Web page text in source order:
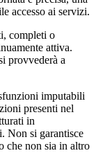
accesso ai servizi.
completi o
attiva.
provvederà a
imputabili
presenti nel
in
Non si garantisce
che non sia in altro